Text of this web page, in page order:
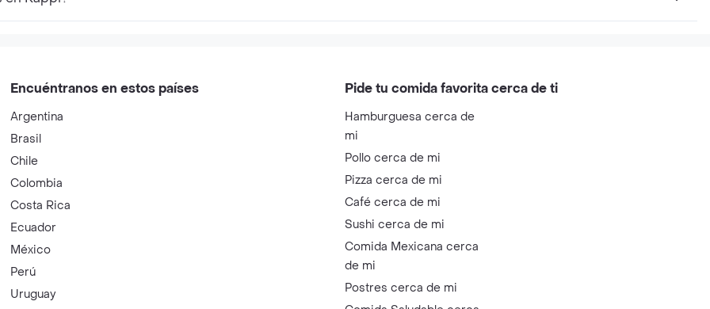
Encuéntranos en estos países
Argentina
Brasil
Chile
Colombia
Costa Rica
Ecuador
México
Perú
Uruguay
Pide tu comida favorita cerca de ti
Hamburguesa cerca de
mi
Pollo cerca de mi
Pizza cerca de mi
Café cerca de mi
Sushi cerca de mi
Comida Mexicana cerca
de mi
Postres cerca de mi